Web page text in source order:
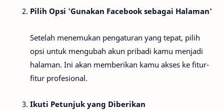
Pilih Opsi 'Gunakan Facebook sebagai Halaman'
Setelah menemukan pengaturan yang tepat, pilih
opsi untuk mengubah akun pribadi kamu menjadi
halaman. Ini akan memberikan kamu akses ke fitur-
fitur profesional.
Ikuti Petunjuk yang Diberikan